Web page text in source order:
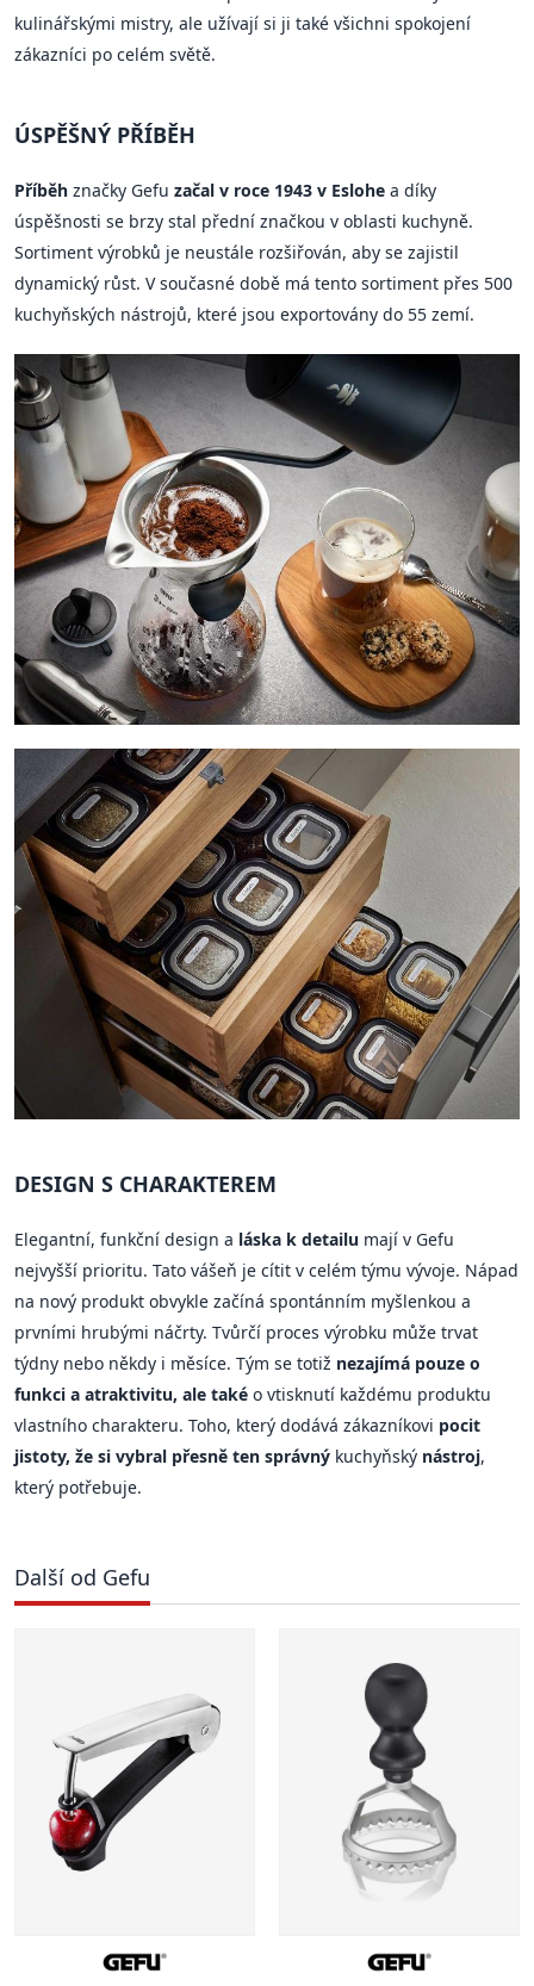
kulinářskými mistry, ale užívají si ji také všichni spokojení
zákazníci po celém světě.
ÚSPĚŠNÝ PŘÍBĚH
Příběh značky Gefu začal v roce 1943 v Eslohe a díky
úspěšnosti se brzy stal přední značkou v oblasti kuchyně.
Sortiment výrobků je neustále rozšiřován, aby se zajistil
dynamický růst. V současné době má tento sortiment přes 500
kuchyňských nástrojů, které jsou exportovány do 55 zemí.
DESIGN S CHARAKTEREM
Elegantní, funkční design a láska k detailu mají v Gefu
nejvyšší prioritu. Tato vášeň je cítit v celém týmu vývoje. Nápad
na nový produkt obvykle začíná spontánním myšlenkou a
prvními hrubými náčrty. Tvůrčí proces výrobku může trvat
týdny nebo někdy i měsíce. Tým se totiž nezajímá pouze o
funkci a atraktivitu, ale také o vtisknutí každému produktu
vlastního charakteru. Toho, který dodává zákazníkovi pocit
jistoty, že si vybral přesně ten správný kuchyňský nástroj,
který potřebuje.
Další od Gefu